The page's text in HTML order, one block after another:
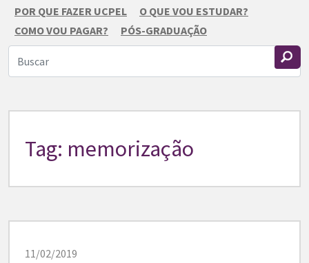
POR QUE FAZER UCPEL
O QUE VOU ESTUDAR?
COMO VOU PAGAR?
PÓS-GRADUAÇÃO
Tag: memorização
11/02/2019